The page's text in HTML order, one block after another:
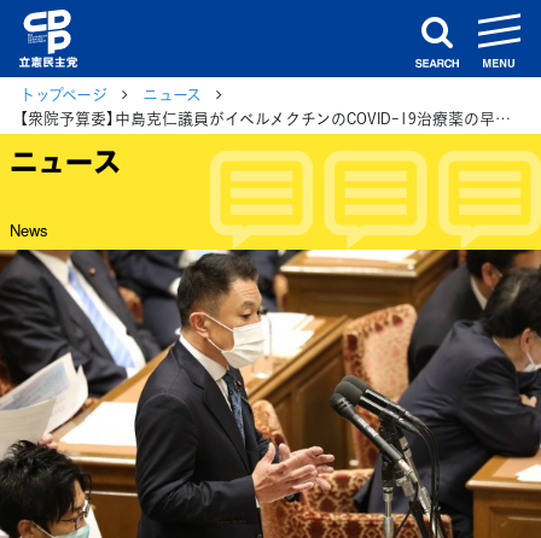
search
トップページ
ニュース
【衆院予算委】中島克仁議員がイベルメクチンのCOVID-19治療薬の早期承認や、かかりつけ医の制度化を菅総理に提案
ニュース
News